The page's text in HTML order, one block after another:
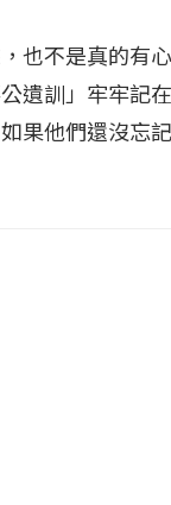
也不是真的有
遺訓」牢牢記
果他們還沒忘